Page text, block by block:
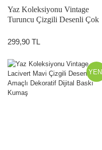
Yaz Koleksiyonu Vintage
Turuncu Çizgili Desenli Çok
Kumaş
299,90 TL
YENİ